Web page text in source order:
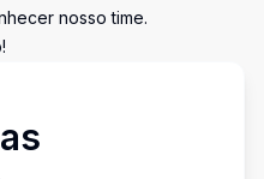
nosso time.